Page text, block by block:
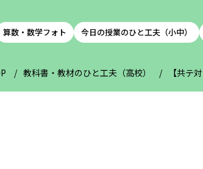
算数・数学フォト 今日の授業のひと工夫（小中）
教科書・教材のひと工夫（高校） 【共テ